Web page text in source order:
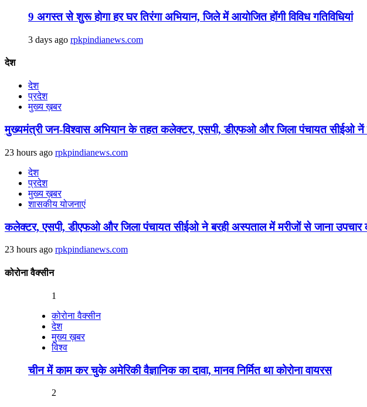
9 अगस्‍त से शुरू होगा हर घर तिरंगा अभियान, जिले में आयोजित होंगी विविध गतिविधियां
3 days ago rpkpindianews.com
देश
देश
प्रदेश
मुख्य ख़बर
मुख्यमंत्री जन-विश्वास अभियान के तहत कलेक्टर, एसपी, डीएफओ और जिला पंचायत सीईओ नें
23 hours ago rpkpindianews.com
देश
प्रदेश
मुख्य ख़बर
शासकीय योजनाएं
कलेक्टर, एसपी, डीएफओ और जिला पंचायत सीईओ ने बरही अस्पताल में मरीजों से जाना उपचार
23 hours ago rpkpindianews.com
कोरोना वैक्सीन
1
कोरोना वैक्सीन
देश
मुख्य ख़बर
विश्व
चीन में काम कर चुके अमेरिकी वैज्ञानिक का दावा, मानव निर्मित था कोरोना वायरस
2